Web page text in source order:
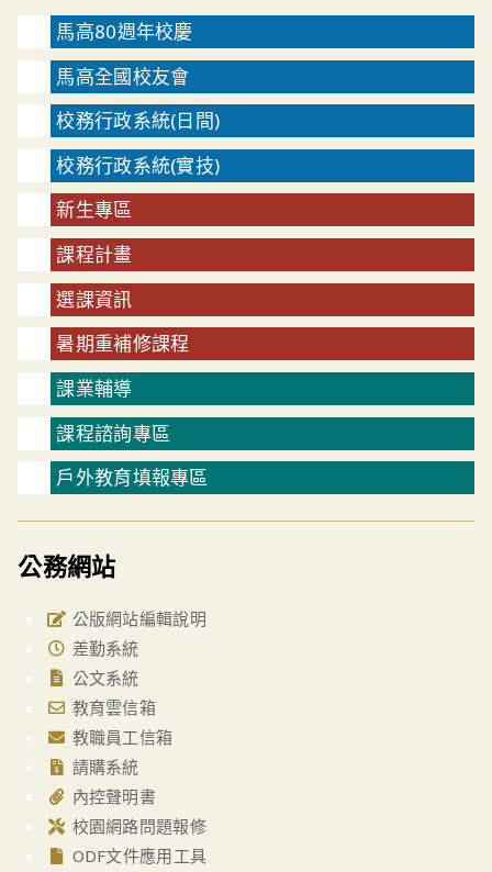
馬高80週年校慶
馬高全國校友會
校務行政系統(日間)
校務行政系統(實技)
新生專區
課程計畫
選課資訊
暑期重補修課程
課業輔導
課程諮詢專區
戶外教育填報專區
公務網站
公版網站編輯說明
差勤系統
公文系統
教育雲信箱
教職員工信箱
請購系統
內控聲明書
校園網路問題報修
ODF文件應用工具